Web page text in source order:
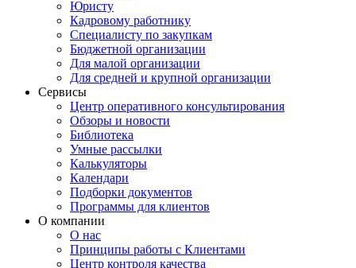
Юристу
Кадровому работнику
Специалисту по закупкам
Бюджетной организации
Для малой организации
Для средней и крупной организации
Сервисы
Центр оперативного консультирования
Обзоры и новости
Библиотека
Умные рассылки
Калькуляторы
Календари
Подборки документов
Программы для клиентов
О компании
О нас
Принципы работы с Клиентами
Центр контроля качества